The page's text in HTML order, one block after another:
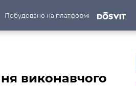
Побудовано на платформі
виконавчого